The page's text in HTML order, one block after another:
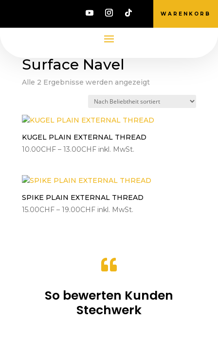
WARENKORB
/ Produkte verschlagwortet mit „Surface
Surface Navel
Alle 2 Ergebnisse werden angezeigtNach
sortiert
KUGEL PLAIN EXTERNAL THREAD
10.00CHF – 13.00CHFPreisspanne:
13.00CHF
inkl. MwSt.
SPIKE PLAIN EXTERNAL THREAD
15.00CHF – 19.00CHFPreisspanne:
inkl. MwSt.

So bewerten Kunden
Stechwerk